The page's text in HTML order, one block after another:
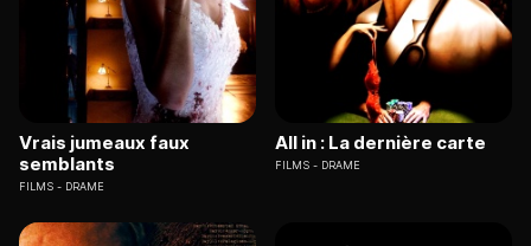
Vrais jumeaux faux
semblants
FILMS DRAME
All in : La dernière carte
FILMS DRAME